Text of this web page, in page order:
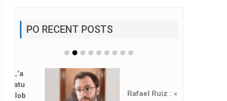
PO RECENT POSTS
Ndre À Habiter L’i